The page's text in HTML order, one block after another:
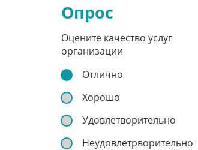
Опрос
Оцените качество услуг
организации
Отлично
Хорошо
Удовлетворительно
Неудовлетрворительно